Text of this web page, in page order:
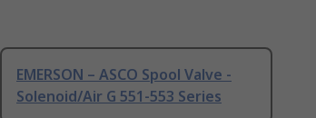
EMERSON – ASCO Spool Valve -
Solenoid/Air G 551-553 Series